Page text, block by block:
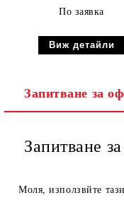
По заявка
Виж детайли
Запитване за
Запитване
Моля, използвйте